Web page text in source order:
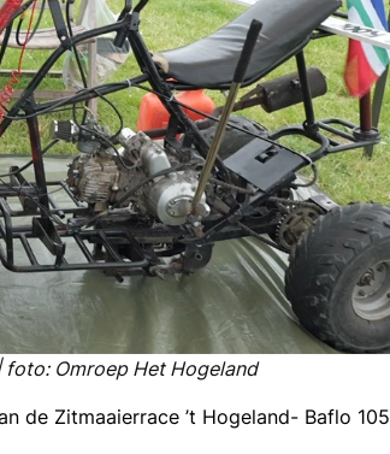
Omroep Het Hogeland
de Zitmaaierrace ’t Hogeland- Baflo 105